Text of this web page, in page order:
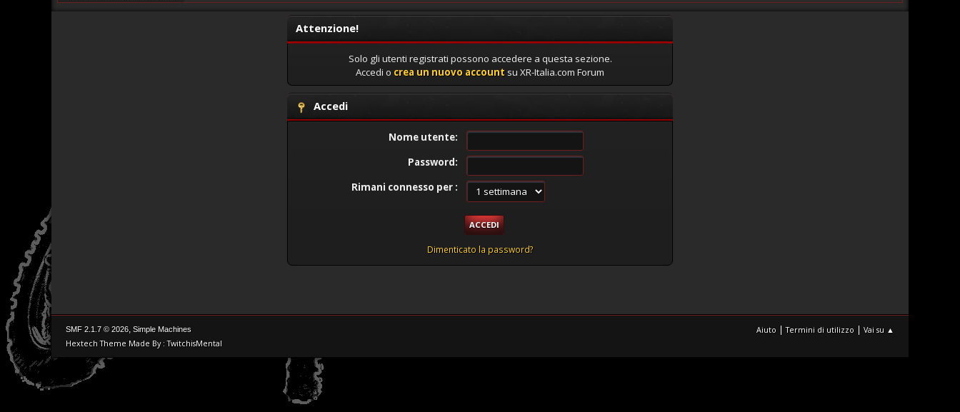
Attenzione!
Solo gli utenti registrati possono accedere a questa sezione.
Accedi o crea un nuovo account su XR-Italia.com Forum
Accedi
Nome utente:
Password:
Rimani connesso per :
Dimenticato la password?
Aiuto |Termini di utilizzo | Vai su ▲
SMF 2.1.7 © 2026, Simple Machines
Hextech Theme Made By : TwitchisMental